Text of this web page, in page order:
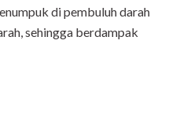
di pembuluh darah
sehingga berdampak